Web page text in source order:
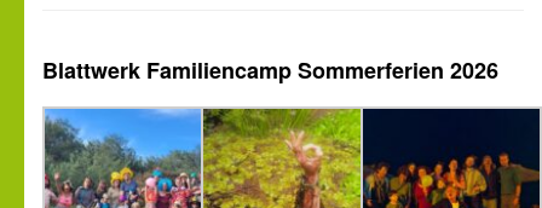
Blattwerk Familiencamp Sommerferien 2026